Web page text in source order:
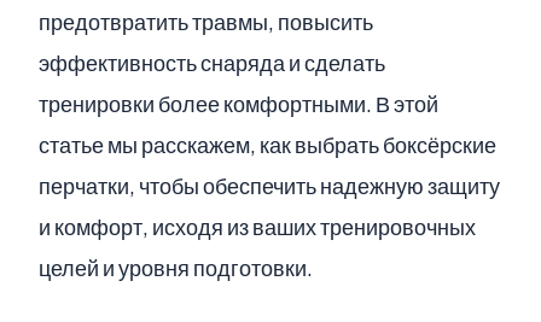
предотвратить травмы, повысить
эффективность снаряда и сделать
тренировки более комфортными. В этой
статье мы расскажем, как выбрать боксёрские
перчатки, чтобы обеспечить надежную защиту
и комфорт, исходя из ваших тренировочных
целей и уровня подготовки.